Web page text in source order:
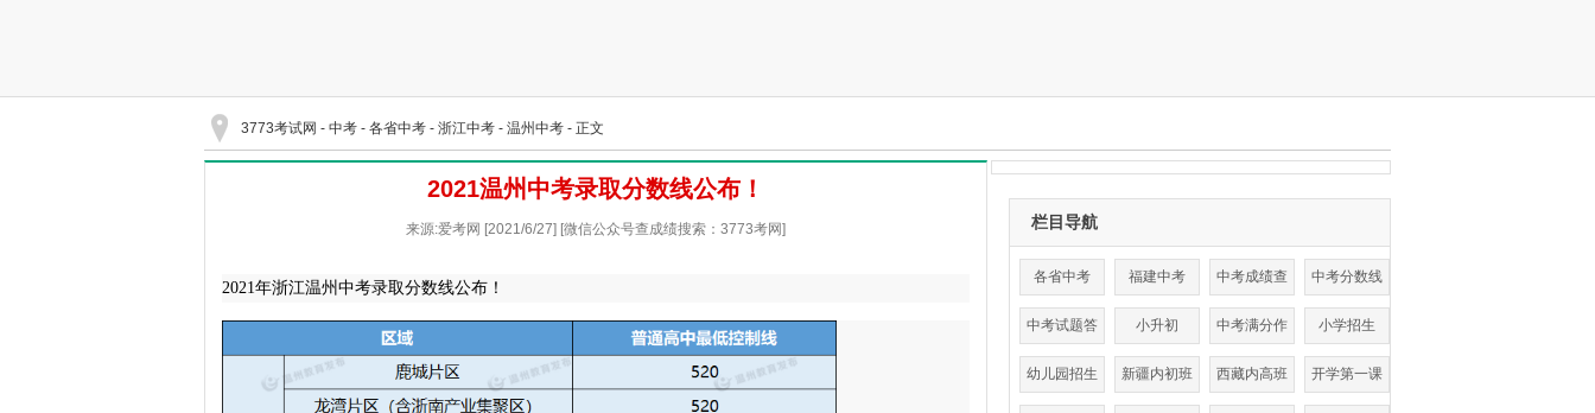
3773考试网 - 中考 - 各省中考 - 浙江中考 - 温州中考 - 正文
2021温州中考录取分数线公布！
来源:爱考网 [2021/6/27] [微信公众号查成绩搜索：3773考网]
2021年浙江温州中考录取分数线公布！
栏目导航
各省中考 福建中考 中考成绩查
询
中考分数线
中考试题答
案
小升初 中考满分作
文
小学招生
幼儿园招生 新疆内初班 西藏内高班 开学第一课